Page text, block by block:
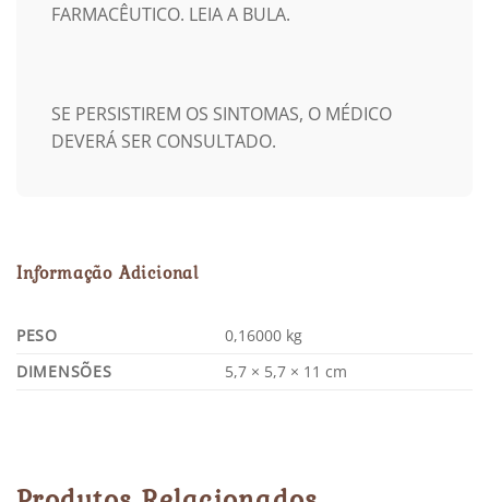
FARMACÊUTICO. LEIA A BULA.
SE PERSISTIREM OS SINTOMAS, O MÉDICO
DEVERÁ SER CONSULTADO.
Informação Adicional
PESO
0,16000 kg
DIMENSÕES
5,7 × 5,7 × 11 cm